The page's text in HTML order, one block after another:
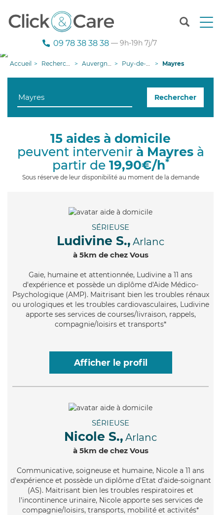
T
n
g
09 78 38 38 38 — 9h-19h 7j/7
Accueil Recherche aide à domicile Auvergne-Rhône-Alpes Puy-de-Dôme Mayres
Rechercher
15 aides à domicile
peuvent intervenir à Mayresà
partir de 19,90€/h*
Sous réserve de leur disponibilité au moment de la demande
SÉRIEUSE
Ludivine S., Arlanc
à 5km de chez Vous
Gaie, humaine et attentionnée, Ludivine a 11 ans
d'expérience et possède un diplôme d'Aide Médico-
Psychologique (AMP). Maitrisant bien les troubles rénaux
ou urologiques et les troubles cardiovasculaires, Ludivine
apporte ses services de courses/livraison, rappels,
compagnie/loisirs et transports*
Afficher le profil
SÉRIEUSE
Nicole S., Arlanc
à 5km de chez Vous
Communicative, soigneuse et humaine, Nicole a 11 ans
d'expérience et possède un diplôme d'Etat d'aide-soignant
(AS). Maitrisant bien les troubles respiratoires et
l'incontinence urinaire, Nicole apporte ses services de
compagnie/loisirs, transports, mobilité et activités*